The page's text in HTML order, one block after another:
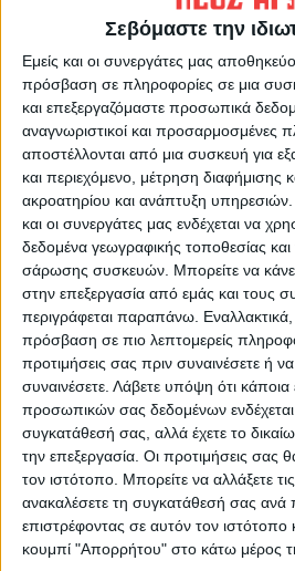
Σεβόμαστε την
Εμείς και οι συνεργάτες μας
πρόσβαση σε πληροφορίες σε μια
και επεξεργαζόμαστε προσωπικά
αναγνωριστικοί και προσαρμοσμένες
αποστέλλονται από μια συσκευή για
και περιεχόμενο, μέτρηση διαφήμισης
ακροατηρίου και ανάπτυξη υπηρεσιών.
και οι συνεργάτες μας ενδέχεται να
δεδομένα γεωγραφικής τοποθεσίας
σάρωσης συσκευών. Μπορείτε να
στην επεξεργασία από εμάς και τους
περιγράφεται παραπάνω.
πρόσβαση σε πιο λεπτομερείς
προτιμήσεις σας πριν συναινέσετε ή
συναινέσετε. Λάβετε υπόψη ότι κάποια
προσωπικών σας δεδομένων ενδέχεται
συγκατάθεσή σας, αλλά έχετε το
την επεξεργασία. Οι προτιμήσεις σας
τον ιστότοπο. Μπορείτε να αλλάξετε
ανακαλέσετε τη συγκατάθεσή σας ανά
επιστρέφοντας σε αυτόν τον ιστότοπο
κουμπί "Απορρήτου" στο κάτω μέρος
Σπουδαία πρόκριση για τα
κορίτσια του ΣΠΑΚ!
Δημοσιογραφική
https://
Η Αρχαιότερη Καθημερινή Πρωινή
ΠΑΡΟΜΟΙΑ ΑΡΘΡΑ